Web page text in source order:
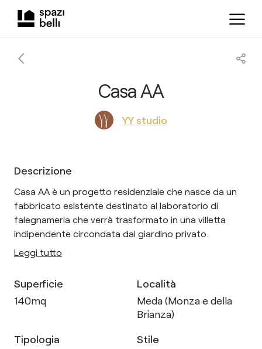
Casa AA
YY studio
Descrizione
Casa AA è un progetto residenziale che nasce da un
fabbricato esistente destinato al laboratorio di
falegnameria che verrà trasformato in una villetta
indipendente circondata dal giardino privato.
Leggi tutto
Superficie
140mq
Località
Meda (Monza e della
Brianza)
Tipologia
Stile